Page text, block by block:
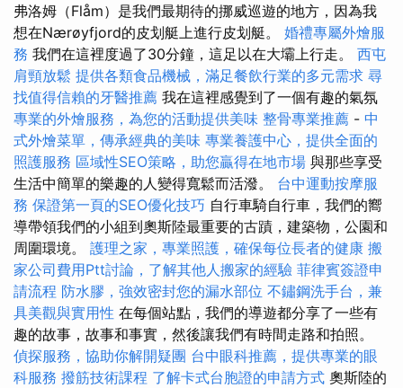
弗洛姆（Flåm）是我們最期待的挪威巡遊的地方，因為我
想在Nærøyfjord的皮划艇上進行皮划艇。 婚禮專屬外燴服
務 我們在這裡度過了30分鐘，這足以在大壩上行走。 西屯
肩頸放鬆 提供各類食品機械，滿足餐飲行業的多元需求 尋
找值得信賴的牙醫推薦 我在這裡感覺到了一個有趣的氣氛
專業的外燴服務，為您的活動提供美味 整骨專業推薦 - 中
式外燴菜單，傳承經典的美味 專業養護中心，提供全面的
照護服務 區域性SEO策略，助您贏得在地市場 與那些享受
生活中簡單的樂趣的人變得寬鬆而活潑。 台中運動按摩服
務 保證第一頁的SEO優化技巧 自行車騎自行車，我們的嚮
導帶領我們的小組到奧斯陸最重要的古蹟，建築物，公園和
周圍環境。 護理之家，專業照護，確保每位長者的健康 搬
家公司費用Ptt討論，了解其他人搬家的經驗 菲律賓簽證申
請流程 防水膠，強效密封您的漏水部位 不鏽鋼洗手台，兼
具美觀與實用性 在每個站點，我們的導遊都分享了一些有
趣的故事，故事和事實，然後讓我們有時間走路和拍照。
偵探服務，協助你解開疑團 台中眼科推薦，提供專業的眼
科服務 撥筋技術課程 了解卡式台胞證的申請方式 奧斯陸的